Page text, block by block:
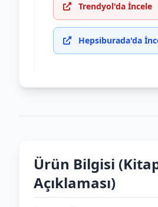
Trendyol'da İncele
Hepsiburada'da
Ürün Bilgisi
Açıklaması)